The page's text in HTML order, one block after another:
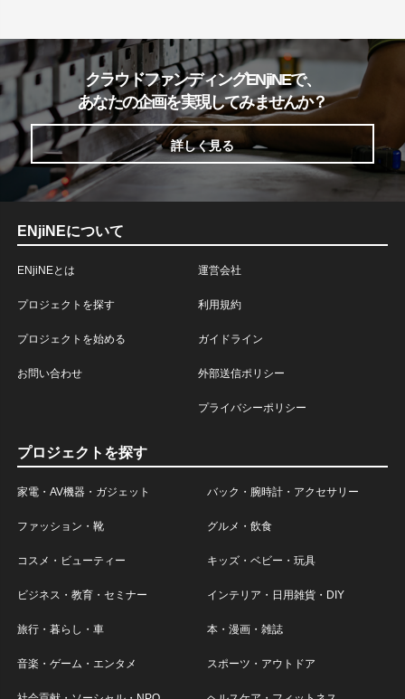
クラウドファンディングENjiNEで、
あなたの企画を実現してみませんか？
詳しく見る
ENjiNEについて
ENjiNEとは
プロジェクトを探す
プロジェクトを始める
お問い合わせ
運営会社
利用規約
ガイドライン
外部送信ポリシー
プライバシーポリシー
プロジェクトを探す
家電・AV機器・ガジェット バック・腕時計・アクセサリー
ファッション・靴 グルメ・飲食
コスメ・ビューティー キッズ・ベビー・玩具
ビジネス・教育・セミナー インテリア・日用雑貨・DIY
旅行・暮らし・車 本・漫画・雑誌
音楽・ゲーム・エンタメ スポーツ・アウトドア